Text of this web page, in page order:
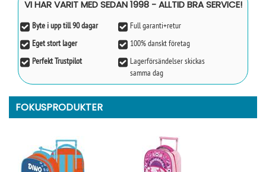
VI HAR VARIT MED SEDAN 1998 - ALLTID BRA SERVICE!
Byte i upp till 90 dagar
Full garanti+retur
Eget stort lager
100% danskt företag
Perfekt Trustpilot
Lagerförsändelser skickas
samma dag
FOKUSPRODUKTER